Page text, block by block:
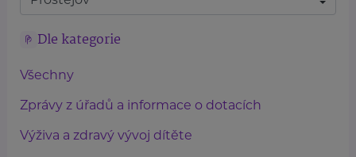
Dle kategorie
Všechny
Zprávy z úřadů a informace o dotacích
Výživa a zdravý vývoj dítěte